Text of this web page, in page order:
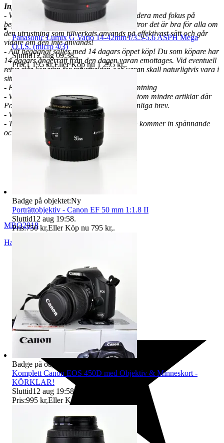
Information:
- Välkommen till en liten web shop på Tradera med fokus på
begagnad foto- och kamerautrustning. Vi tror det är bra för alla om
den utrustning som tillverkats används på effektivast sätt och går
vidare om den inte används!
- Allt begagnat säljes med 14 dagars öppet köp! Du som köpare har
14 dagars ångerrätt från den dagen varan emottages. Vid eventuell
retur står köparen för returfrakten och varan skall naturligtvis vara i
sitt ursprungliga skick.
- Betalning bör ske inom 3 dagar, ej avhämtning
- Vi sänder allt spårbart via Schenker förutom mindre artiklar där
Postnord anges och då sker frakten via vanliga brev.
- VMB, Ej avdragbar moms
- Titta in då och då eftersom det hela tiden kommer in spännande
och nya fynd!
MBO2018
Hallsberg
Panasonic Lumix G Vario 14-42mm f/3.5-5.6 ASPH Mega
O.I.S. (micro 4/3)
Sluttid12 aug 09:38.
Pris:1 195 kr,Eller Köp nu 1 295 kr,.
Badge på objektet:Ny
Porträttobjektiv - Canon EF 50 mm 1:1.8 II
Sluttid12 aug 19:58.
Pris:750 kr,Eller Köp nu 795 kr,.
Badge på objektet:
Komplett Canon EOS 450D med Objektiv & Minneskort -
KÖRKLAR!
Sluttid12 aug 19:58.
Pris:995 kr,Eller Köp nu